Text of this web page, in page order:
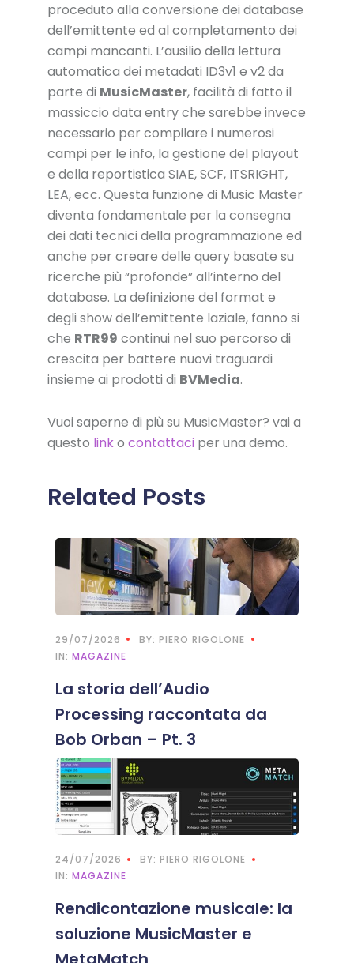
proceduto alla conversione dei database
dell’emittente ed al completamento dei
campi mancanti. L’ausilio della lettura
automatica dei metadati ID3v1 e v2 da
parte di MusicMaster, facilità di fatto il
massiccio data entry che sarebbe invece
necessario per compilare i numerosi
campi per le info, la gestione del playout
e della reportistica SIAE, SCF, ITSRIGHT,
LEA, ecc. Questa funzione di Music Master
diventa fondamentale per la consegna
dei dati tecnici della programmazione ed
anche per creare delle query basate su
ricerche più “profonde” all’interno del
database. La definizione del format e
degli show dell’emittente laziale, fanno si
che RTR99 continui nel suo percorso di
crescita per battere nuovi traguardi
insieme ai prodotti di BVMedia.
Vuoi saperne di più su MusicMaster? vai a
questo linko contattaci per una demo.
Related Posts
29/07/2026
BY: PIERO RIGOLONE
IN: MAGAZINE
La storia dell’Audio
Processing raccontata da
Bob Orban – Pt. 3
24/07/2026
BY: PIERO RIGOLONE
IN: MAGAZINE
Rendicontazione musicale: la
soluzione MusicMaster e